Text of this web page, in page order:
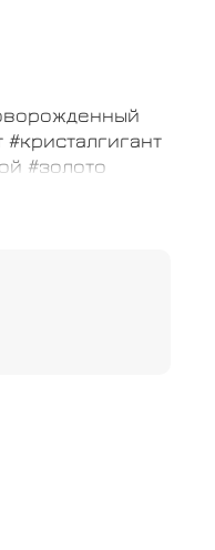
#золото